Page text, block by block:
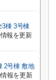
3棟 3号棟
報を更新
2号棟 敷地
報を更新